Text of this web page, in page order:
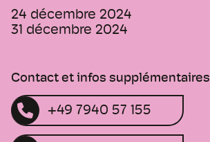
24 décembre 2024
31 décembre 2024
Contact et infos supplémentaires
+49 7940 57 155